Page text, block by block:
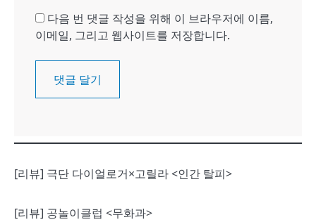
다음 번 댓글 작성을 위해 이 브라우저에 이름,
이메일, 그리고 웹사이트를 저장합니다.
[리뷰] 극단 다이얼로거×고릴라 <인간 탈피>
[리뷰] 공놀이클럽 <무화과>